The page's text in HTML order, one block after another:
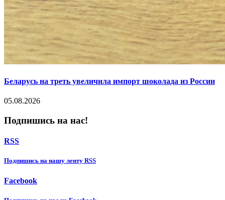
Беларусь на треть увеличила импорт шоколада из России
05.08.2026
Подпишись на нас!
RSS
Подпишиcь на нашу ленту RSS
Facebook